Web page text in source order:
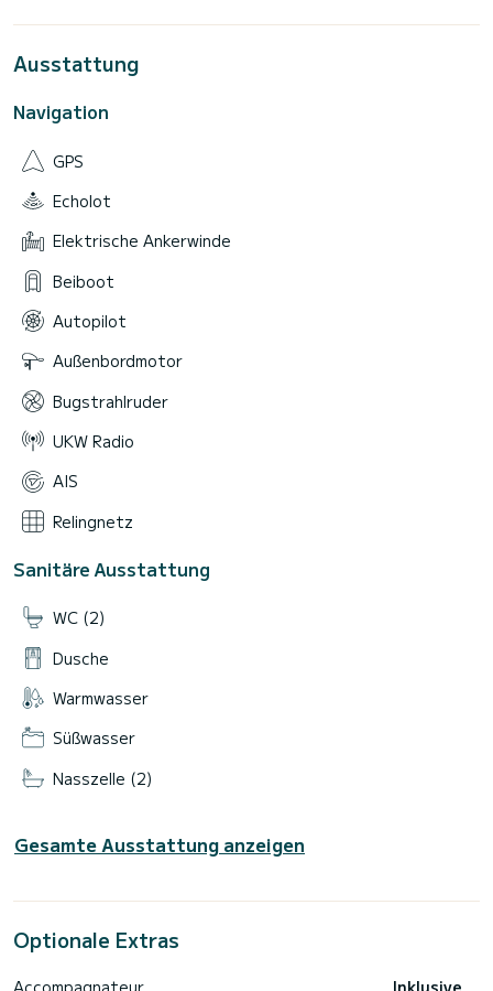
Ausstattung
Navigation
GPS
Echolot
Elektrische Ankerwinde
Beiboot
Autopilot
Außenbordmotor
Bugstrahlruder
UKW Radio
AIS
Relingnetz
Sanitäre Ausstattung
WC (2)
Dusche
Warmwasser
Süßwasser
Nasszelle (2)
Gesamte Ausstattung anzeigen
Optionale Extras
Accompagnateur Inklusive